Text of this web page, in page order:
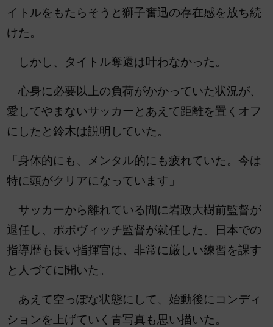
イトルをもたらそうと獅子奮迅の存在感を放ち続
けた。
しかし、タイトル奪還は叶わなかった。
心身に必要以上の負荷がかかっていた状況が、
愛してやまないサッカーとあえて距離を置くオフ
にしたと鈴木は説明していた。
「身体的にも、メンタル的にも疲れていた。今は
特に頭がクリアになっています」
サッカーから離れている間に岩政大樹前監督が
退任し、ポポヴィッチ監督が就任した。日本での
指導歴も長い指揮官は、非常に厳しい練習を課す
と人づてに聞いた。
あえて空っぽな状態にして、始動後にコンディ
ションを上げていく青写真も思い描いた。